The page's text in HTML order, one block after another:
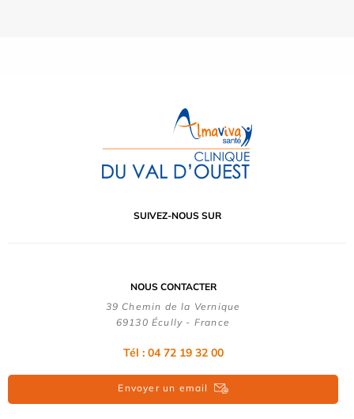
SUIVEZ-NOUS SUR
NOUS CONTACTER
39 Chemin de la Vernique
69130 Écully - France
Tél : 04 72 19 32 00
Envoyer un email